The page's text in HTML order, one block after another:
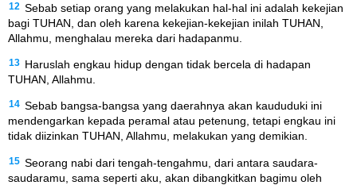
12 Sebab setiap orang yang melakukan hal-hal ini adalah kekejian
bagi TUHAN, dan oleh karena kekejian-kekejian inilah TUHAN,
Allahmu, menghalau mereka dari hadapanmu.
13 Haruslah engkau hidup dengan tidak bercela di hadapan
TUHAN, Allahmu.
14 Sebab bangsa-bangsa yang daerahnya akan kaududuki ini
mendengarkan kepada peramal atau petenung, tetapi engkau ini
tidak diizinkan TUHAN, Allahmu, melakukan yang demikian.
15 Seorang nabi dari tengah-tengahmu, dari antara saudara-
saudaramu, sama seperti aku, akan dibangkitkan bagimu oleh